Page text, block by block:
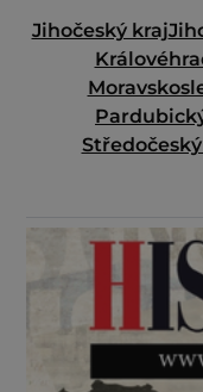
Jihočeský kraj